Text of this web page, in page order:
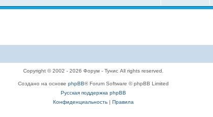
Copyright © 2002 - 2026 Форум - Тунис All rights reserved.
Создано на основе phpBB® Forum Software © phpBB Limited
Русская поддержка phpBB
Конфиденциальность| Правила